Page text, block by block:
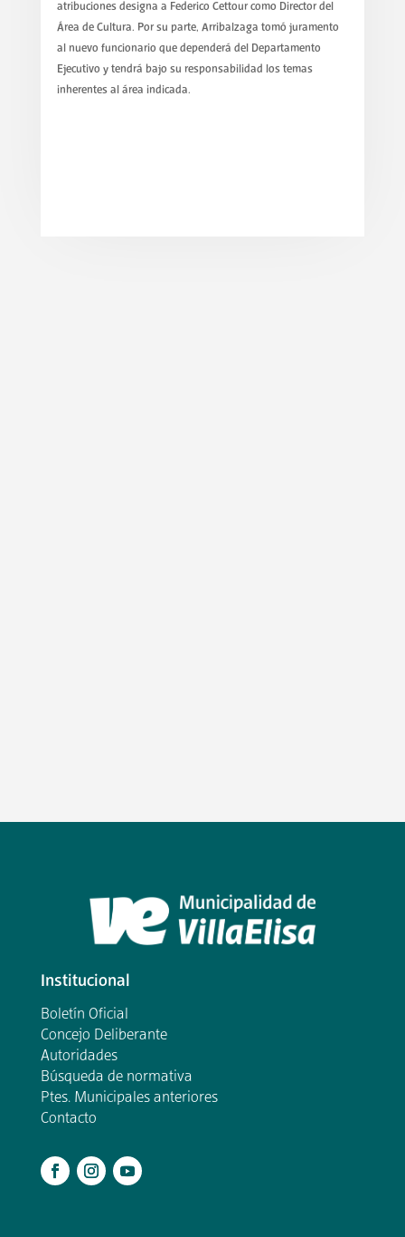
atribuciones designa a Federico Cettour como Director del
Área de Cultura. Por su parte, Arribalzaga tomó juramento
al nuevo funcionario que dependerá del Departamento
Ejecutivo y tendrá bajo su responsabilidad los temas
inherentes al área indicada.
Institucional
Boletín Oficial
Concejo Deliberante
Autoridades
Búsqueda de normativa
Ptes. Municipales anteriores
Contacto